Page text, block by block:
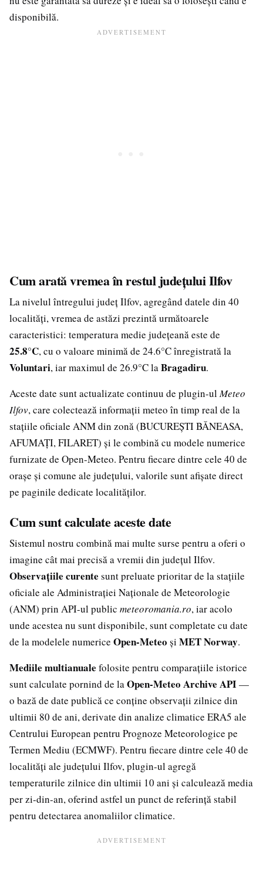
disponibilă.
Cum arată vremea în restul județului Ilfov
La nivelul întregului județ Ilfov, agregând datele din 40
localități, vremea de astăzi prezintă următoarele
caracteristici: temperatura medie județeană este de
25.8°C, cu o valoare minimă de 24.6°C înregistrată la
Voluntari, iar maximul de 26.9°C laBragadiru.
Aceste date sunt actualizate continuu de plugin-ulMeteo
Ilfov, care colectează informații meteo în timp real de la
stațiile oficiale ANM din zonă (BUCUREȘTI BĂNEASA,
AFUMAȚI, FILARET) și le combină cu modele numerice
furnizate de Open-Meteo. Pentru fiecare dintre cele 40 de
orașe și comune ale județului, valorile sunt afișate direct
pe paginile dedicate localităților.
Cum sunt calculate aceste date
Sistemul nostru combină mai multe surse pentru a oferi o
imagine cât mai precisă a vremii din județul Ilfov.
Observațiile curente sunt preluate prioritar de la stațiile
oficiale ale Administrației Naționale de Meteorologie
(ANM) prin API-ul public meteoromania.ro, iar acolo
unde acestea nu sunt disponibile, sunt completate cu date
de la modelele numerice Open-Meteo și MET Norway.
Mediile multianuale folosite pentru comparațiile istorice
sunt calculate pornind de laOpen-Meteo Archive API—
o bază de date publică ce conține observații zilnice din
ultimii 80 de ani, derivate din analize climatice ERA5 ale
Centrului European pentru Prognoze Meteorologice pe
Termen Mediu (ECMWF). Pentru fiecare dintre cele 40 de
localități ale județului Ilfov, plugin-ul agregă
temperaturile zilnice din ultimii 10 ani și calculează media
per zi-din-an, oferind astfel un punct de referință stabil
pentru detectarea anomaliilor climatice.